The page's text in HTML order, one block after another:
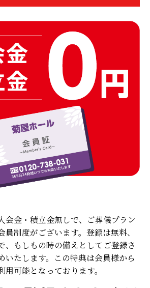
会金・積立金無しで、ご葬儀プラン
員制度がございます。登録は無料、
、もしもの時の備えとしてご登録さ
いたします。この特典は会員様から
可能となっております。